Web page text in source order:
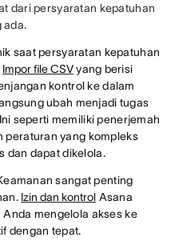
dari persyaratan kepatuhan
ada.
saat persyaratan kepatuhan
Impor file CSVyang berisi
kontrol ke dalam
ubah menjadi tugas
seperti memiliki penerjemah
peraturan yang kompleks
dan dapat dikelola.
sangat penting
Izin dan kontrol Asana
mengelola akses ke
dengan tepat.